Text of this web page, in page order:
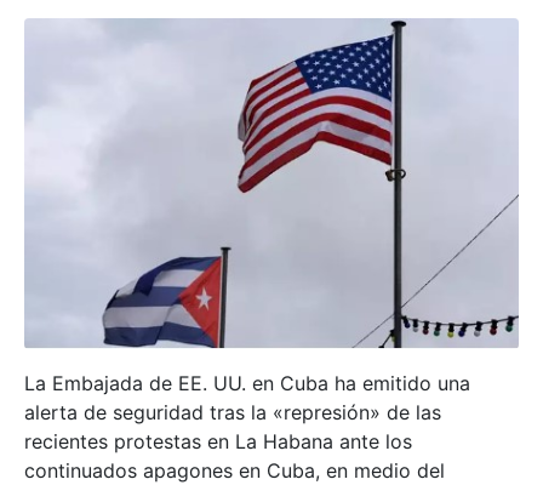
La Embajada de EE. UU. en Cuba ha emitido una
alerta de seguridad tras la «represión» de las
recientes protestas en La Habana ante los
continuados apagones en Cuba, en medio del